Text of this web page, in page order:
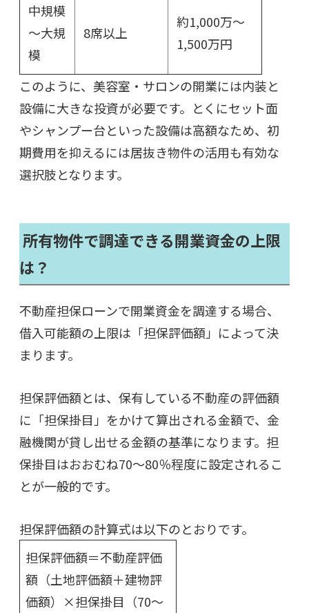
中規模
～大規
模
8席以上
約1,000万～
1,500万円
このように、美容室・サロンの開業には内装と
設備に大きな投資が必要です。とくにセット面
やシャンプー台といった設備は高額なため、初
期費用を抑えるには居抜き物件の活用も有効な
選択肢となります。
所有物件で調達できる開業資金の上限
は？
不動産担保ローンで開業資金を調達する場合、
借入可能額の上限は「担保評価額」によって決
まります。
担保評価額とは、保有している不動産の評価額
に「担保掛目」をかけて算出される金額で、金
融機関が貸し出せる金額の基準になります。担
保掛目はおおむね70〜80％程度に設定されるこ
とが一般的です。
担保評価額の計算式は以下のとおりです。
担保評価額＝不動産評価
額（土地評価額＋建物評
価額）×担保掛目（70〜